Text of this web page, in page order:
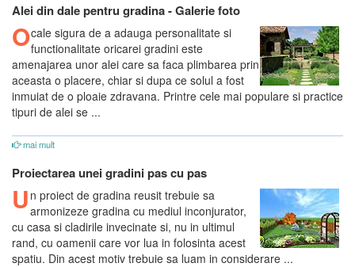
Alei din dale pentru gradina - Galerie foto
Ocale sigura de a adauga personalitate si
functionalitate oricarei gradini este
amenajarea unor alei care sa faca plimbarea prin
aceasta o placere, chiar si dupa ce solul a fost
inmuiat de o ploaie zdravana. Printre cele mai populare si practice
tipuri de alei se ...
mai mult
Proiectarea unei gradini pas cu pas
U n proiect de gradina reusit trebuie sa
armonizeze gradina cu mediul inconjurator,
cu casa si cladirile invecinate si, nu in ultimul
rand, cu oamenii care vor lua in folosinta acest
spatiu. Din acest motiv trebuie sa luam in considerare ...